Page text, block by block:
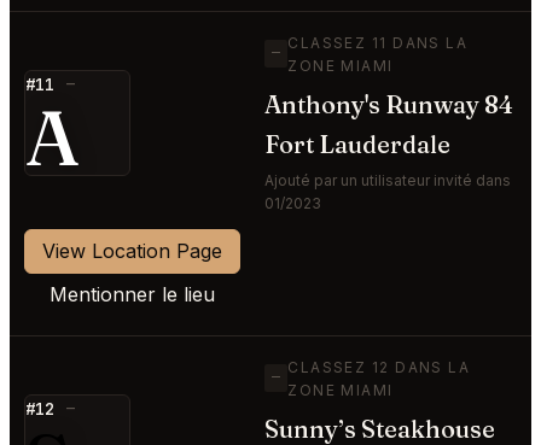
#11 —
A
—
CLASSEZ 11 DANS LA
ZONE MIAMI
Anthony's Runway 84
Fort Lauderdale
Ajouté par un utilisateur invité dans
01/2023
View Location Page
Mentionner le lieu
#12 —
—
CLASSEZ 12 DANS LA
ZONE MIAMI
Sunny’s Steakhouse